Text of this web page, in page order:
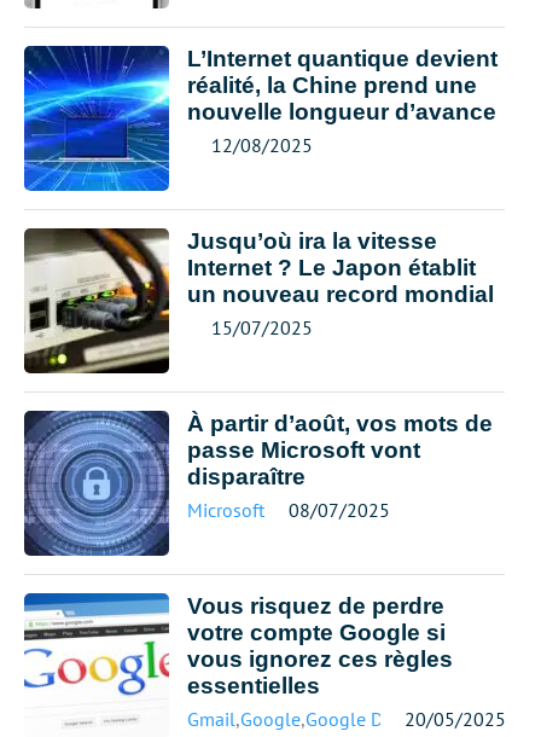
L’Internet quantique devient
réalité, la Chine prend une
nouvelle longueur d’avance
12/08/2025
Jusqu’où ira la vitesse
Internet ? Le Japon établit
un nouveau record mondial
15/07/2025
À partir d’août, vos mots de
passe Microsoft vont
disparaître
Microsoft 08/07/2025
Vous risquez de perdre
votre compte Google si
vous ignorez ces règles
essentielles
Gmail,Google,Google Drive20/05/2025